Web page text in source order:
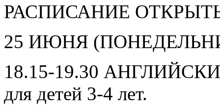
РАСПИСАНИЕ
25 ИЮНЯ
18.15-19.30
для детей 3-4 лет.